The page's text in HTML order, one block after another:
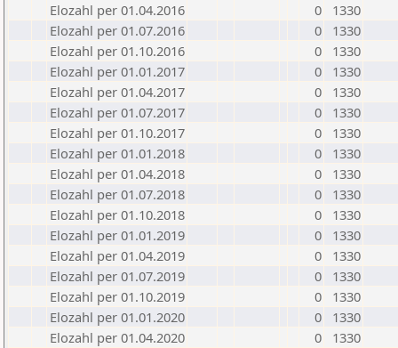
Elozahl per 01.04.2016
0
1330
Elozahl per 01.07.2016
0
1330
Elozahl per 01.10.2016
0
1330
Elozahl per 01.01.2017
0
1330
Elozahl per 01.04.2017
0
1330
Elozahl per 01.07.2017
0
1330
Elozahl per 01.10.2017
0
1330
Elozahl per 01.01.2018
0
1330
Elozahl per 01.04.2018
0
1330
Elozahl per 01.07.2018
0
1330
Elozahl per 01.10.2018
0
1330
Elozahl per 01.01.2019
0
1330
Elozahl per 01.04.2019
0
1330
Elozahl per 01.07.2019
0
1330
Elozahl per 01.10.2019
0
1330
Elozahl per 01.01.2020
0
1330
Elozahl per 01.04.2020
0
1330